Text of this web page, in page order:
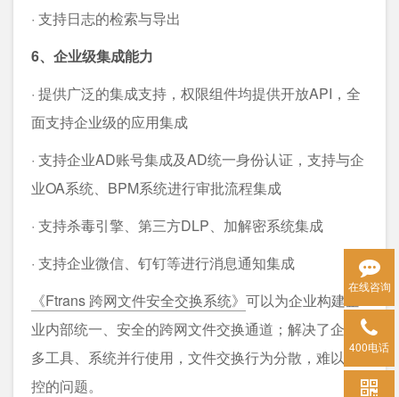
· 支持日志的检索与导出
6、企业级集成能力
· 提供广泛的集成支持，权限组件均提供开放API，全
面支持企业级的应用集成
· 支持企业AD账号集成及AD统一身份认证，支持与企
业OA系统、BPM系统进行审批流程集成
· 支持杀毒引擎、第三方DLP、加解密系统集成
· 支持企业微信、钉钉等进行消息通知集成
《Ftrans 跨网文件安全交换系统》 可以为企业构建企
业内部统一、安全的跨网文件交换通道；解决了企业
多工具、系统并行使用，文件交换行为分散，难以管
控的问题。
在线咨询
400电话